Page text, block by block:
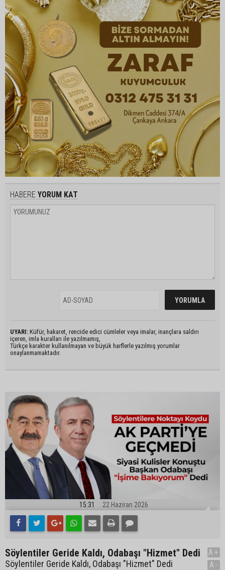
HABERE YORUM KAT
UYARI: Küfür, hakaret, rencide edici cümleler veya imalar, inançlara saldırı
içeren, imla kuralları ile yazılmamış,
Türkçe karakter kullanılmayan ve büyük harflerle yazılmış yorumlar
onaylanmamaktadır.
15:31 22 Haziran 2026
Söylentiler Geride Kaldı, Odabaşı "Hizmet" Dedi
Söylentiler Geride Kaldı, Odabaşı "Hizmet" Dedi
A+
A-